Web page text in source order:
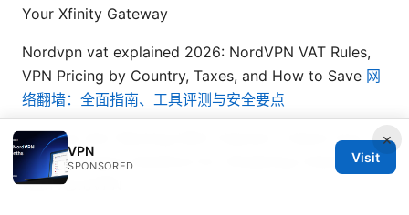
Your Xfinity Gateway
Nordvpn vat explained 2026: NordVPN VAT Rules,
VPN Pricing by Country, Taxes, and How to Save 网
络翻墙：全面指南、工具评测与安全要点
Nordvpn Not Working With Channel 4 Here’s How
To Fix It: Quick Solutions For Streaming Channel 4
With NordVPN
×
VPN
SPONSORED
Visit